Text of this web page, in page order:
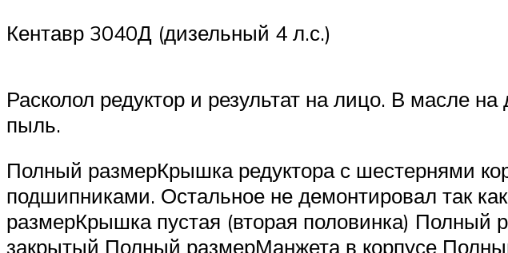
Кентавр 3040Д (дизельный 4 л.с.)
Расколол редуктор и результат на лицо. В масле
пыль.
Полный размерКрышка редуктора с шестернями
подшипниками. Остальное не демонтировал так
размерКрышка пустая (вторая половинка)
закрытый Полный размерМанжета в корпусе